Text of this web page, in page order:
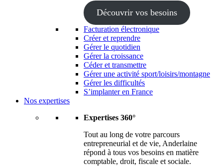
Découvrir vos besoins
Facturation électronique
Créer et reprendre
Gérer le quotidien
Gérer la croissance
Céder et transmettre
Gérer une activité sport/loisirs/montagne
Gérer les difficultés
S’implanter en France
Nos expertises
Expertises 360°
Tout au long de votre parcours
entrepreneurial et de vie, Anderlaine
répond à tous vos besoins en matière
comptable, droit, fiscale et sociale.